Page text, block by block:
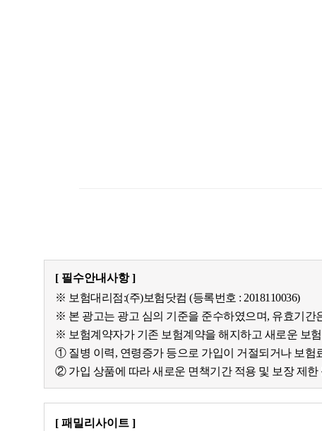
[ 필수안내사항 ]
※ 보험대리점:(주)보험닷컴 (등록번호 : 2018110036)
※ 본 광고는 광고 심의 기준을 준수하였으며, 유효기간
※ 보험계약자가 기존 보험계약을 해지하고 새로운 보
① 질병 이력, 연령증가 등으로 가입이 거절되거나 보험
② 가입 상품에 따라 새로운 면책기간 적용 및 보장 제
[ 패밀리사이트 ]